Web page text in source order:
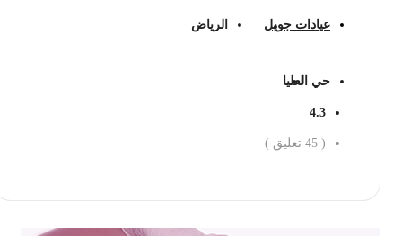
عيادات جويل الرياض
حي العليا
4.3
45 تعليق )